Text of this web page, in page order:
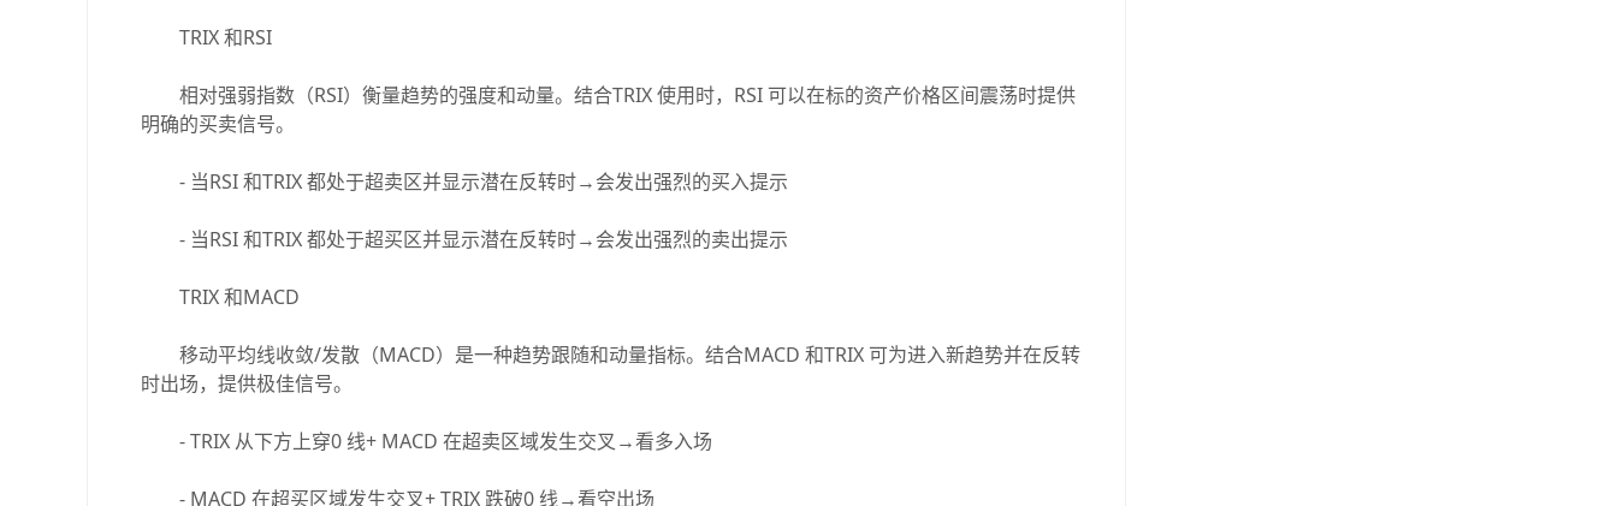
TRIX 和RSI
相对强弱指数（RSI）衡量趋势的强度和动量。结合TRIX 使用时，RSI 可以在标的资产价格区间震荡时提供
明确的买卖信号。
- 当RSI 和TRIX 都处于超卖区并显示潜在反转时→会发出强烈的买入提示
- 当RSI 和TRIX 都处于超买区并显示潜在反转时→会发出强烈的卖出提示
TRIX 和MACD
移动平均线收敛/发散（MACD）是一种趋势跟随和动量指标。结合MACD 和TRIX 可为进入新趋势并在反转
时出场，提供极佳信号。
- TRIX 从下方上穿0 线+ MACD 在超卖区域发生交叉→看多入场
- MACD 在超买区域发生交叉+ TRIX 跌破0 线→看空出场